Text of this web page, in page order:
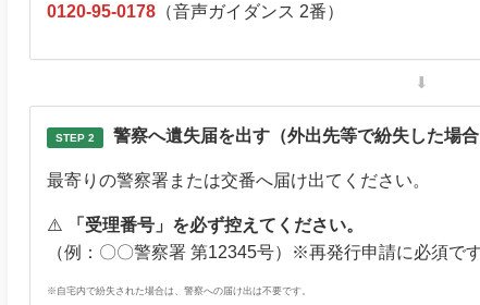
0120-95-0178 （音声ガイダンス 2番）
⬇
STEP 2 警察へ遺失届を出す（外出先等で紛失した場合
最寄りの警察署または交番へ届け出てください。
⚠️
「受理番号」を必ず控えてください。
（例：〇〇警察署 第12345号）※再発行申請に必須です
※自宅内で紛失された場合は、警察への届け出は不要です。